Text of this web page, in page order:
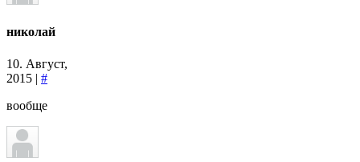
николай
10. Август,
2015 | #
вообще